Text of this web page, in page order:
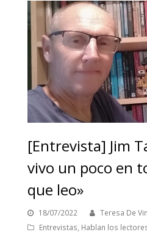
[Entrevista] Jim
vivo un poco en
que leo»
18/07/2022
Teresa De
Entrevistas, Hablan los